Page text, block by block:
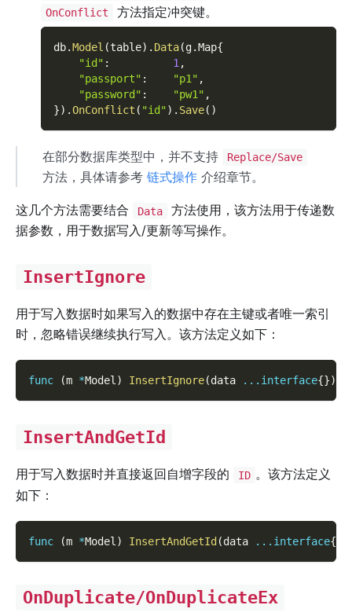
OnConflict 方法指定冲突键。
db.Model (table) . Data(g.Map{
"id" : 1 ,
"passport" : "p1" ,
"password" : "pw1" ,
}) .OnConflict ( "id") . Save( )
在部分数据库类型中，并不支持 Replace/Save
方法，具体请参考 链式操作 介绍章节。
这几个方法需要结合 Data
方法使用，该方法用于传递数
据参数，用于数据写入/更新等写操作。
InsertIgnore
用于写入数据时如果写入的数据中存在主键或者唯一索引
时，忽略错误继续执行写入。该方法定义如下：
func (m *Model) InsertIgnore(data ... interface{})
InsertAndGetId
用于写入数据时并直接返回自增字段的 ID 。该方法定义
如下：
func (m *Model ) InsertAndGetId(data ... interface{
OnDuplicate/OnDuplicateEx